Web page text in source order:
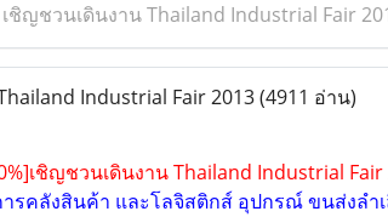
เชิญชวนเดินงาน Thailand Industrial Fair
Industrial Fair 2013(4911 อ่าน)
เชิญชวนเดินงาน Thailand Industrial Fair
รคลังสินค้า และโลจิสติกส์ อุปกรณ์ ขนส่งลำ